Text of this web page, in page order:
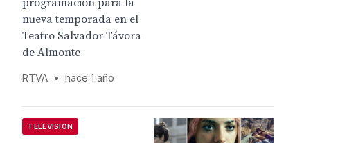
programación para la
nueva temporada en el
Teatro Salvador Távora
de Almonte
RTVA • hace 1 año
TELEVISION